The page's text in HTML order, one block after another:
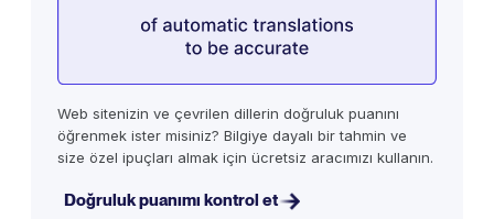
Web sitenizin ve çevrilen dillerin doğruluk puanını
öğrenmek ister misiniz? Bilgiye dayalı bir tahmin ve
size özel ipuçları almak için ücretsiz aracımızı kullanın.
Doğruluk puanımı kontrol et